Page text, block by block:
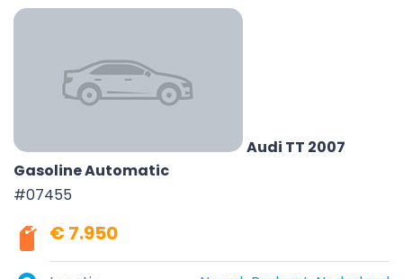
Audi TT 2007
Gasoline Automatic
#07455
€ 7.950